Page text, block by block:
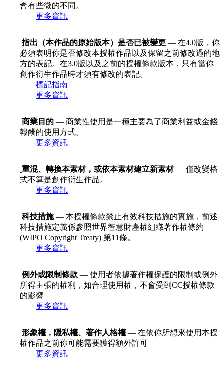
會有些微的不同。
更多資訊
指出（本作品的原始版本）是否已被變更 — 在4.0版，你
必須表明你是否修改本授權作品以及保留之前修改過的地
方的表記。在3.0版以及之前的授權條款版本，只有當你
創作衍生作品時才須有修改的表記。
標記指南
更多資訊
商業目的 — 商業性使用是一種主要為了商業利益或金錢
報酬的使用方式。
更多資訊
重混、轉換本素材，或依本素材建立新素材— 僅改變格
式不算是創作衍生作品。
更多資訊
科技措施— 本授權條款禁止有效科技措施的實施，前述
科技措施定義係參照世界智慧財產權組織著作權條約
(WIPO Copyright Treaty) 第11條。
更多資訊
例外或限制條款 — 使用者依據著作權保護的限制或例外
所得主張的權利，如合理使用權，不會受到CC授權條款
的影響
更多資訊
形象權，隱私權、著作人格權 — 在依你所想來使用本授
權作品之前你可能需要獲得額外許可
更多資訊